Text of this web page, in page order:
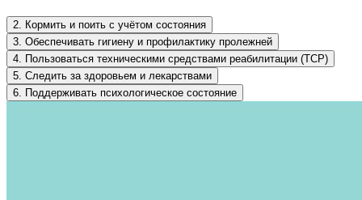
2. Кормить и поить с учётом состояния
3. Обеспечивать гигиену и профилактику пролежней
4. Пользоваться техническими средствами реабилитации (ТСР)
5. Следить за здоровьем и лекарствами
6. Поддерживать психологическое состояние